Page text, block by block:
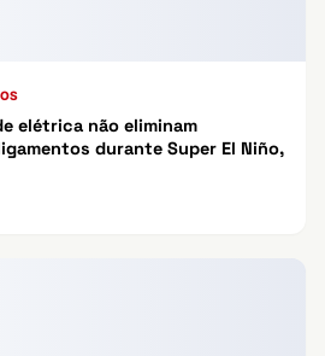
elétrica não eliminam
durante Super El Niño,